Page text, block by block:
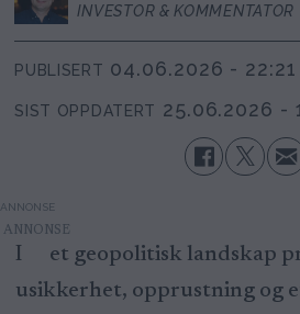
INVESTOR & KOMMENTATOR
PUBLISERT 04.06.2026 - 22:21
SIST OPPDATERT 25.06.2026 -
ANNONSE
I et geopolitisk landskap preget av
usikkerhet, opprustning og